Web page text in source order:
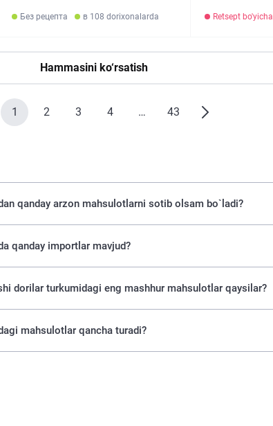
Без рецепта в 108 dorixonalarda Retsept bo'yicha
Hammasini ko‘rsatish
1 2 3 4 … 43
qanday arzon mahsulotlarni sotib olsam bo`ladi?
qanday importlar mavjud?
dorilar turkumidagi eng mashhur mahsulotlar qaysilar?
mahsulotlar qancha turadi?